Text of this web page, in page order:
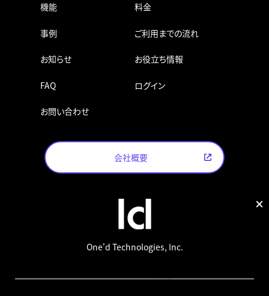
機能 料金
事例 ご利用までの流れ
お知らせ お役立ち情報
FAQ ログイン
お問い合わせ
会社概要
One'd Technologies, Inc.